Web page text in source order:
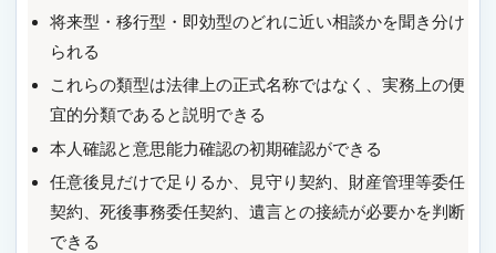
将来型・移行型・即効型のどれに近い相談かを聞き分け
られる
これらの類型は法律上の正式名称ではなく、実務上の便
宜的分類であると説明できる
本人確認と意思能力確認の初期確認ができる
任意後見だけで足りるか、見守り契約、財産管理等委任
契約、死後事務委任契約、遺言との接続が必要かを判断
できる